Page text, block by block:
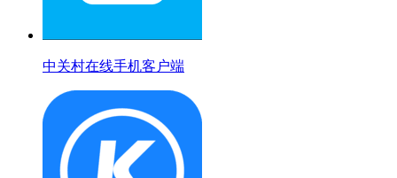
中关村在线手机客户端